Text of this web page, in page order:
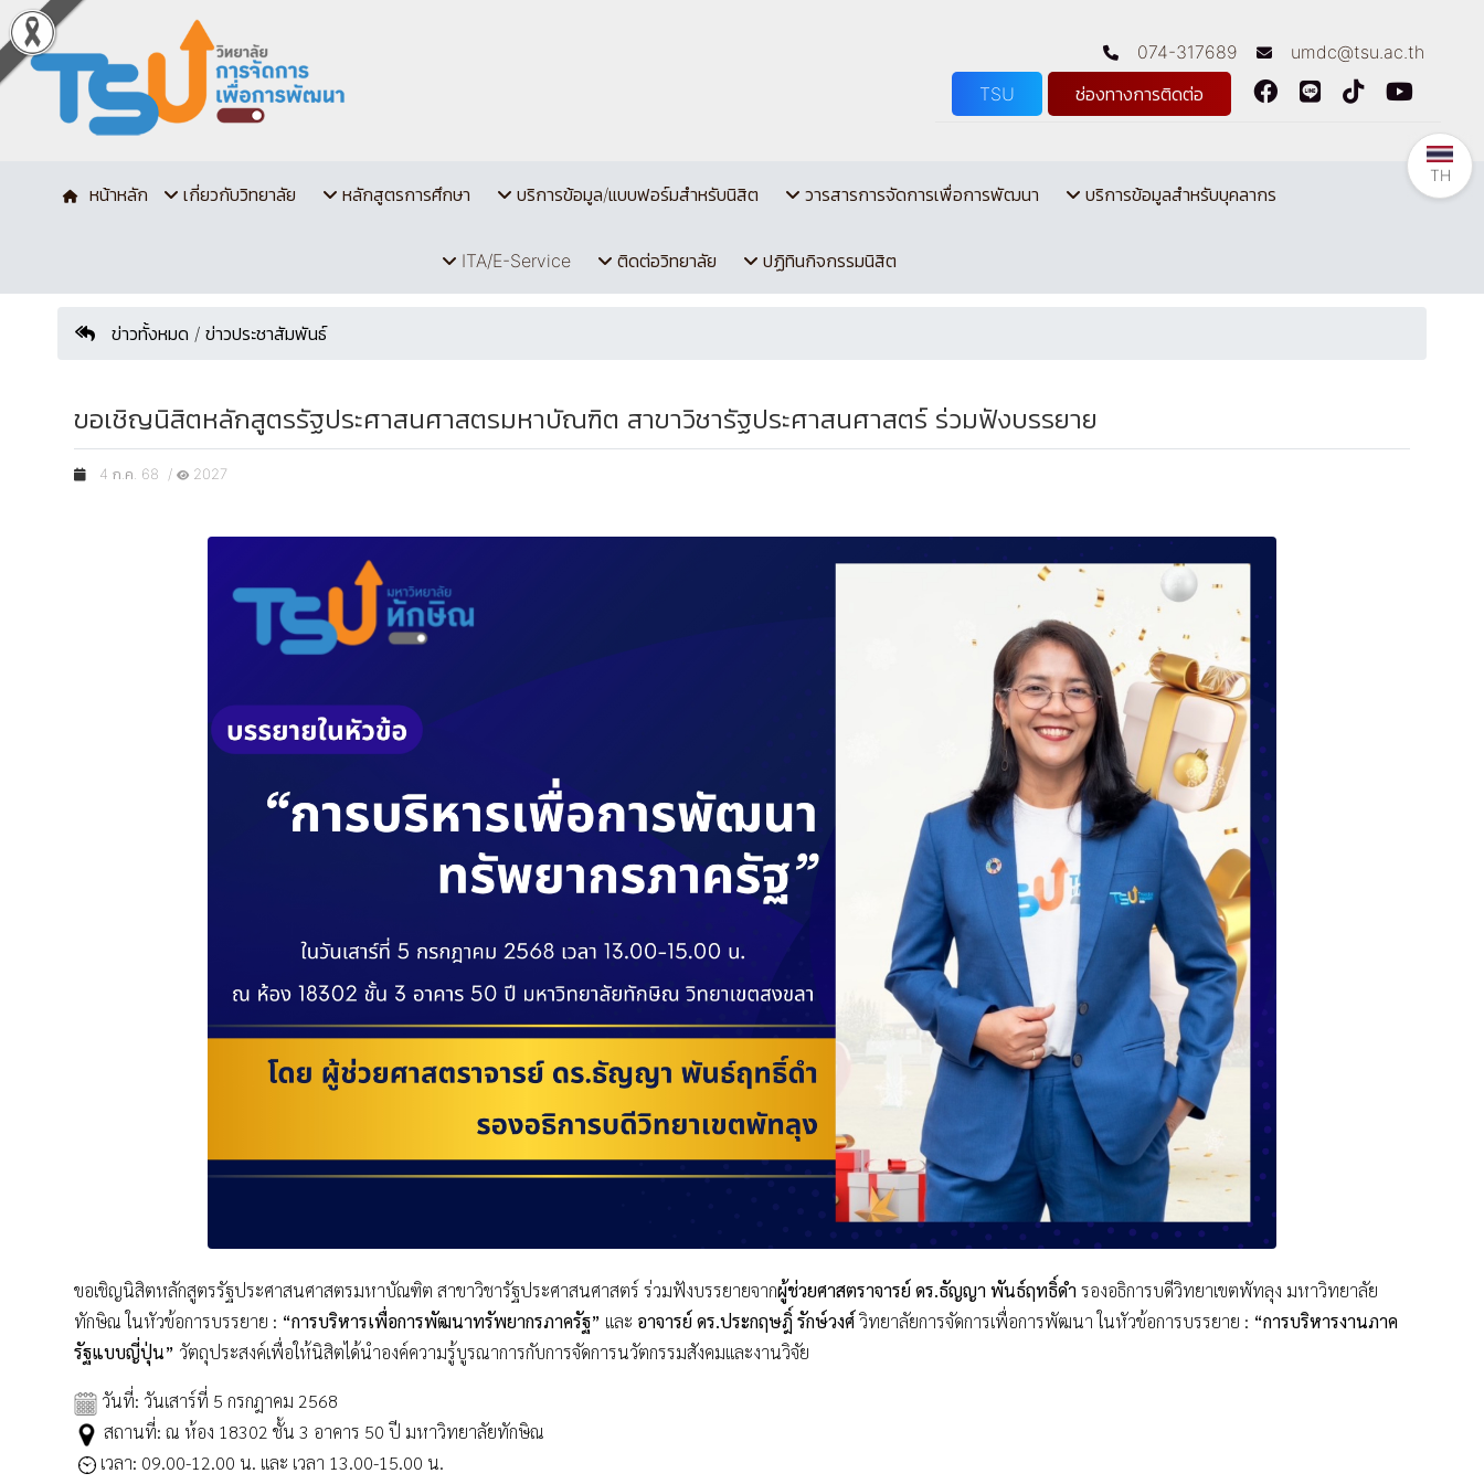
074-317689
umdc@tsu.ac.th
TSU
ช่องทางการติดต่อ
หน้าหลัก เกี่ยวกับวิทยาลัย หลักสูตรการศึกษา บริการข้อมูล/แบบฟอร์มสำหรับนิสิต วารสารการจัดการเพื่อการพัฒนา บริการข้อมูลสำหรับบุคลากร
ITA/E-Service ติดต่อวิทยาลัย ปฏิทินกิจกรรมนิสิต
ข่าวทั้งหมด / ข่าวประชาสัมพันธ์
ขอเชิญนิสิตหลักสูตรรัฐประศาสนศาสตรมหาบัณฑิต สาขาวิชารัฐประศาสนศาสตร์ ร่วมฟังบรรยาย
4 ก.ค. 68 / 2027
ขอเชิญนิสิตหลักสูตรรัฐประศาสนศาสตรมหาบัณฑิต สาขาวิชารัฐประศาสนศาสตร์ ร่วมฟังบรรยายจากผู้ช่วยศาสตราจารย์ ดร.ธัญญา พันธ์ฤทธิ์ดำ รองอธิการบดีวิทยาเขตพัทลุง มหาวิทยาลัย
ทักษิณ ในหัวข้อการบรรยาย : “การบริหารเพื่อการพัฒนาทรัพยากรภาครัฐ” และ อาจารย์ ดร.ประกฤษฎิ์ รักษ์วงศ์วิทยาลัยการจัดการเพื่อการพัฒนา ในหัวข้อการบรรยาย : “การบริหารงานภาค
รัฐแบบญี่ปุ่น” วัตถุประสงค์เพื่อให้นิสิตได้นำองค์ความรู้บูรณาการกับการจัดการนวัตกรรมสังคมและงานวิจัย
วันที่: วันเสาร์ที่ 5 กรกฎาคม 2568
สถานที่: ณ ห้อง 18302 ชั้น 3 อาคาร 50 ปี มหาวิทยาลัยทักษิณ
เวลา: 09.00-12.00 น. และ เวลา 13.00-15.00 น.
TH